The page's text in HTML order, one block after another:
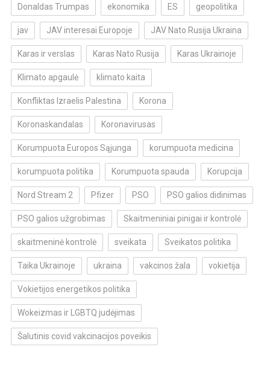
Donaldas Trumpas ekonomika ES geopolitika
jav JAV interesai Europoje JAV Nato Rusija Ukraina
Karas ir verslas Karas Nato Rusija Karas Ukrainoje
Klimato apgaulė klimato kaita
Konfliktas Izraelis Palestina Korona
Koronaskandalas Koronavirusas
Korumpuota Europos Sąjunga korumpuota medicina
korumpuota politika Korumpuota spauda Korupcija
Nord Stream 2 Pfizer PSO PSO galios didinimas
PSO galios užgrobimas Skaitmeniniai pinigai ir kontrolė
skaitmeninė kontrolė sveikata Sveikatos politika
Taika Ukrainoje ukraina vakcinos žala vokietija
Vokietijos energetikos politika
Wokeizmas ir LGBTQ judėjimas
Šalutinis covid vakcinacijos poveikis